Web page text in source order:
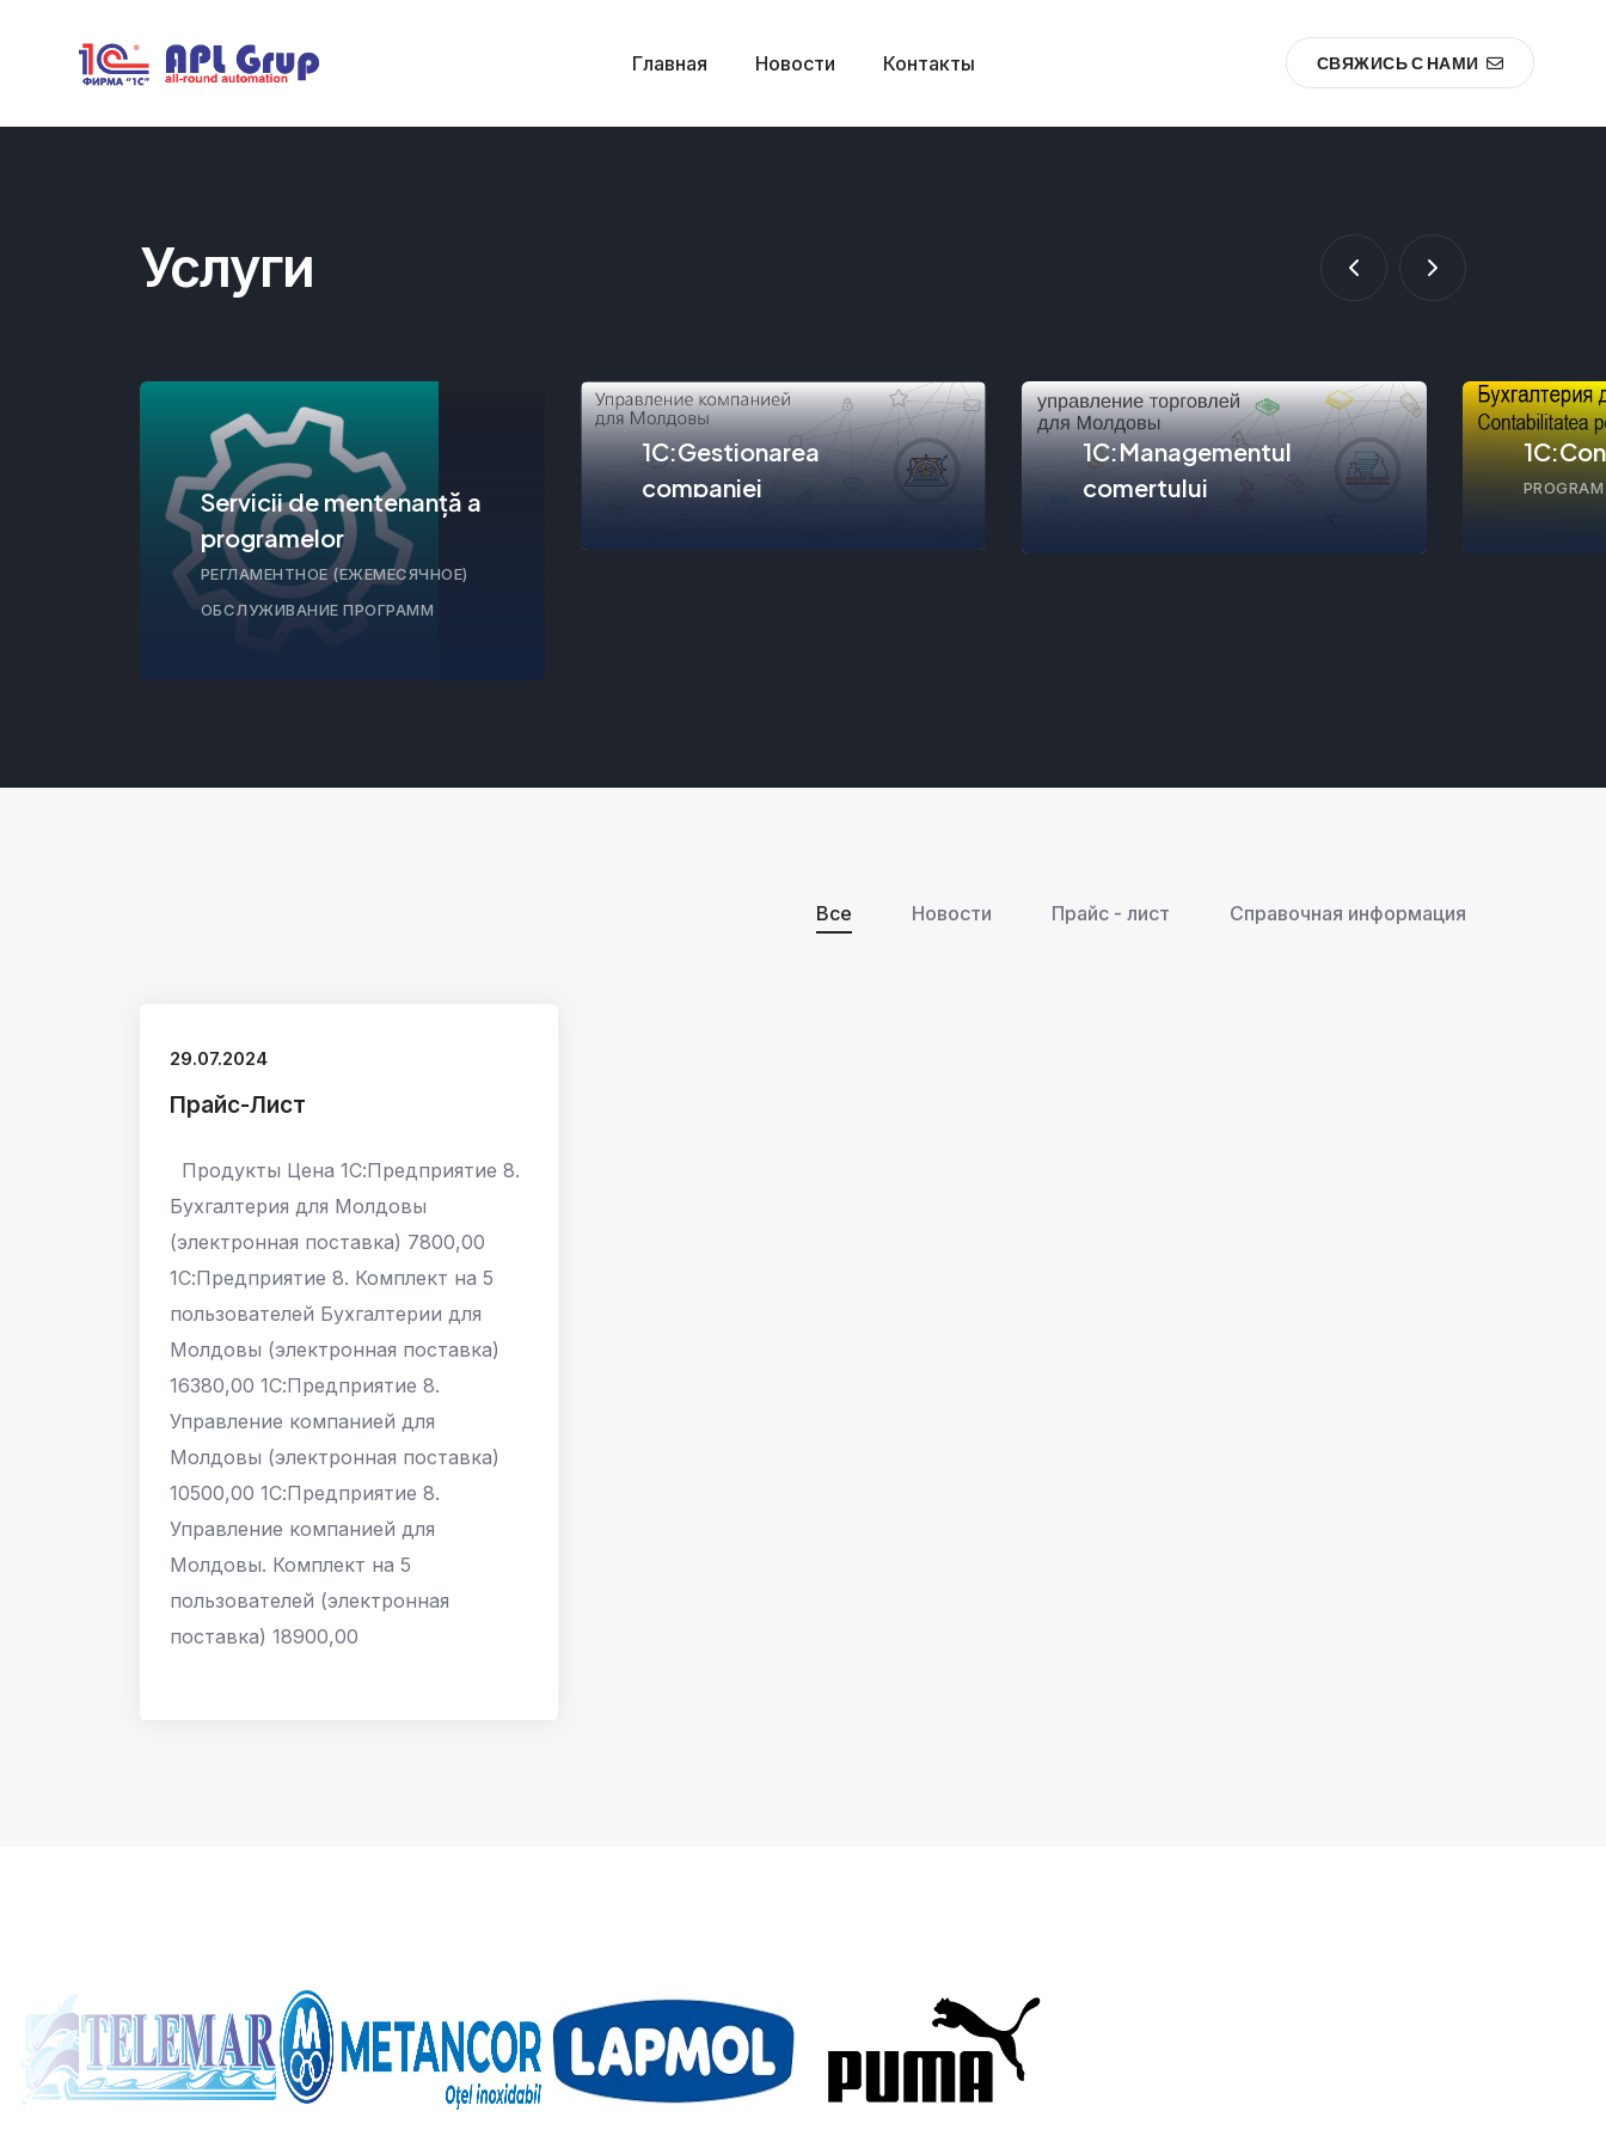
Главная Новости Контакты СВЯЖИСЬ С НАМИ
Услуги
Servicii de mentenanță a
programelor
РЕГЛАМЕНТНОЕ (ЕЖЕМЕСЯЧНОЕ)
ОБСЛУЖИВАНИЕ ПРОГРАММ
1C:Gestionarea
companiei
1C:Managementul
comertului
Все Новости Прайс - лист Справочная информация
29.07.2024
Прайс-Лист
Продукты Цена 1С:Предприятие 8.
Бухгалтерия для Молдовы
(электронная поставка) 7800,00
1С:Предприятие 8. Комплект на 5
пользователей Бухгалтерии для
Молдовы (электронная поставка)
16380,00 1С:Предприятие 8.
Управление компанией для
Молдовы (электронная поставка)
10500,00 1С:Предприятие 8.
Управление компанией для
Молдовы. Комплект на 5
пользователей (электронная
поставка) 18900,00